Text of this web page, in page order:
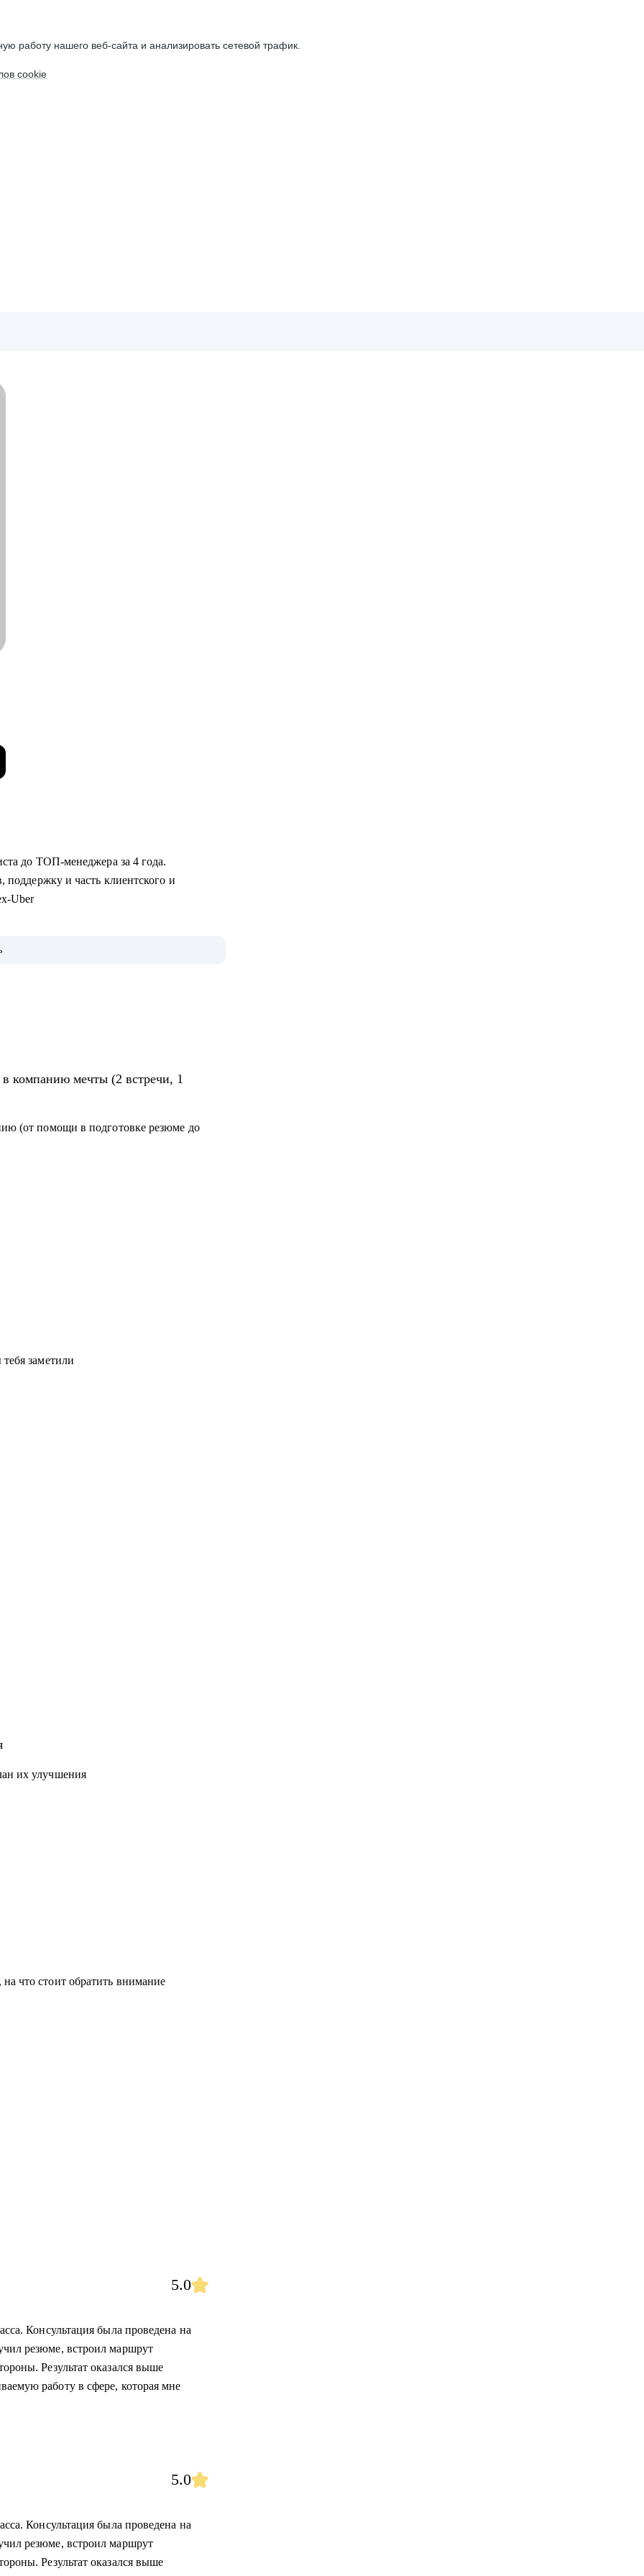
работу нашего веб-сайта и анализировать сетевой трафик.
cookie
до ТОП-менеджера за 4 года.
поддержку и часть клиентского и
Uber
плана развитие
CEO по направлениям:
компанию мечты (2 встречи, 1
(от помощи в подготовке резюме до
заметили
их улучшения
что стоит обратить внимание
5.0
Консультация была проведена на
резюме, встроил маршрут
Результат оказался выше
работу в сфере, которая мне
5.0
Консультация была проведена на
резюме, встроил маршрут
Результат оказался выше